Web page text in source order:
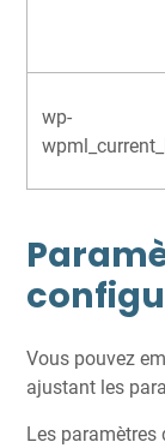
wp-
Vous pouvez
ajustant les
Les paramètres